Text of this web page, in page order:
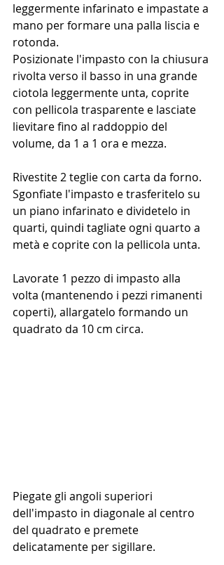
leggermente infarinato e impastate a
mano per formare una palla liscia e
rotonda.
Posizionate l'impasto con la chiusura
rivolta verso il basso in una grande
ciotola leggermente unta, coprite
con pellicola trasparente e lasciate
lievitare fino al raddoppio del
volume, da 1 a 1 ora e mezza.
Rivestite 2 teglie con carta da forno.
Sgonfiate l'impasto e trasferitelo su
un piano infarinato e dividetelo in
quarti, quindi tagliate ogni quarto a
metà e coprite con la pellicola unta.
Lavorate 1 pezzo di impasto alla
volta (mantenendo i pezzi rimanenti
coperti), allargatelo formando un
quadrato da 10 cm circa.
Piegate gli angoli superiori
dell'impasto in diagonale al centro
del quadrato e premete
delicatamente per sigillare.